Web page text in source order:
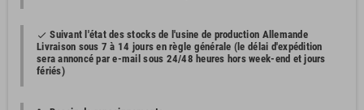
done Suivant l'état des stocks de l'usine de production Allemande
Livraison sous 7 à 14 jours en règle générale (le délai d'expédition
sera annoncé par e-mail sous 24/48 heures hors week-end et jours
fériés)